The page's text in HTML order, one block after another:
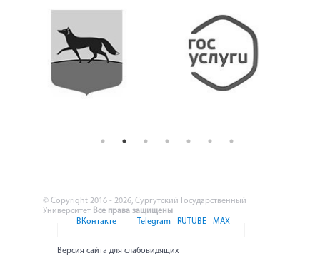
© Copyright 2016 - 2026, Сургутский Государственный
Университет Все права защищены
ВКонтакте
Telegram RUTUBE MAX
Версия сайта для слабовидящих